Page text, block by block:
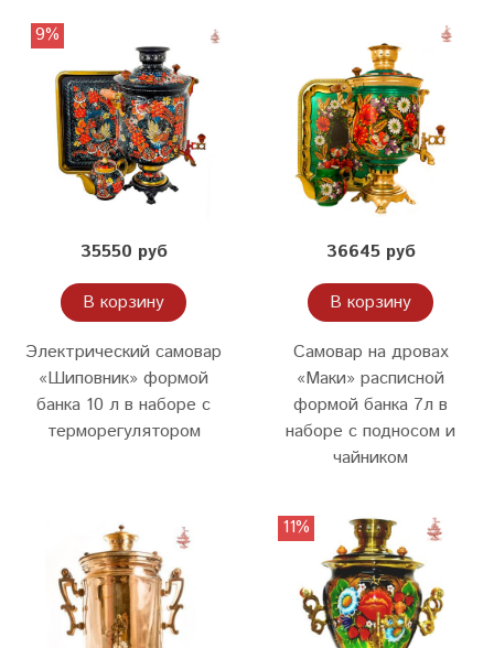
9%
35550 руб
В корзину
Электрический самовар
«Шиповник» формой
банка 10 л в наборе с
терморегулятором
36645 руб
В корзину
Самовар на дровах
«Маки» расписной
формой банка 7л в
наборе с подносом и
чайником
11%